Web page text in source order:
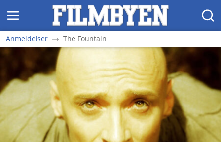
MENY SØK
Anmeldelser The Fountain